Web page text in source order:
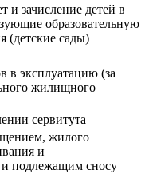
и зачисление детей в
образовательную
(детские сады)
в эксплуатацию (за
жилищного
сервитута
жилого
и
подлежащим сносу